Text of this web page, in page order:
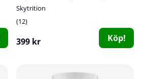
Skytrition
12
399 kr Köp!